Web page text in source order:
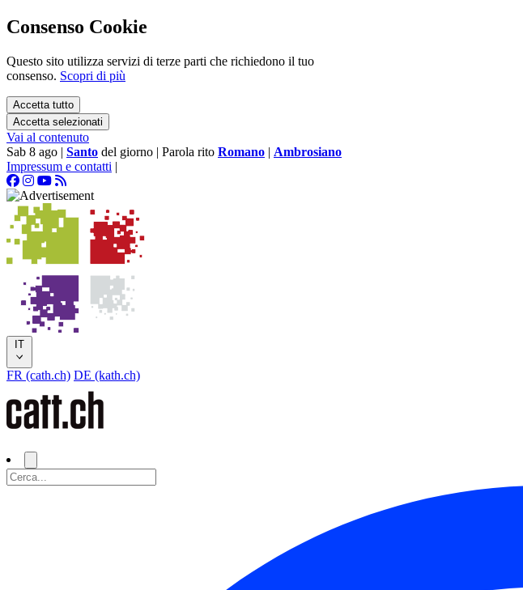
Consenso Cookie
Questo sito utilizza servizi di terze parti che richiedono il tuo
consenso. Scopri di più
Accetta tutto
Accetta selezionati
Vai al contenuto
Sab 8 ago | Santo del giorno | Parola rito Romano | Ambrosiano
Impressum e contatti |
IT
FR (cath.ch) DE (kath.ch)